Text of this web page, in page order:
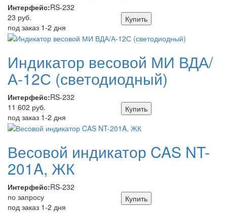
Интерфейс:RS-232
23 руб.
под заказ 1-2 дня
Купить
Индикатор весовой МИ ВДА/
А-12С (светодиодный)
Интерфейс:RS-232
11 602 руб.
под заказ 1-2 дня
Купить
Весовой индикатор CAS NT-
201A, ЖК
Интерфейс:RS-232
по запросу
под заказ 1-2 дня
Купить